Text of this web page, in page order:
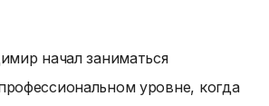
начал заниматься
уровне, когда